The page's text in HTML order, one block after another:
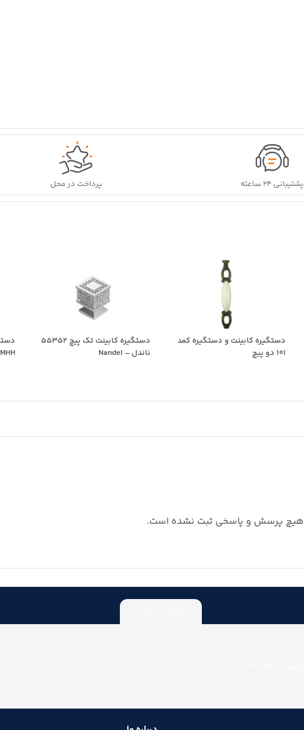
پشتیبانی ۲۴ ساعته پرداخت در محل
دستگیره کابینت و دستگیره کمد
101 دو پیچ
دستگیره کابینت تک پیچ 55352
ناندل – Nandel
MHH
هیچ پرسش و پاسخی ثبت نشده است.